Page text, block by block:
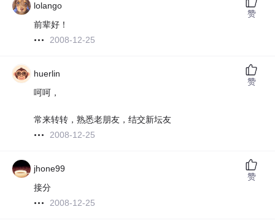
lolango
前辈好！
2008-12-25
赞
huerlin
呵呵，
常来转转，熟悉老朋友，结交新坛友
2008-12-25
赞
jhone99
接分
2008-12-25
赞